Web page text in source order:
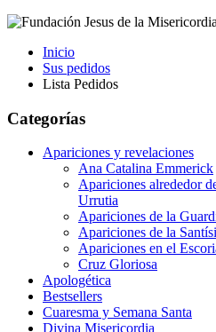
Inicio
Sus pedidos
Lista Pedidos
Categorías
Apariciones y revelaciones
Ana Catalina Emmerick
Apariciones alrededor
Urrutia
Apariciones de la
Apariciones de la
Apariciones en el
Cruz Gloriosa
Apologética
Bestsellers
Cuaresma y Semana Santa
Divina Misericordia